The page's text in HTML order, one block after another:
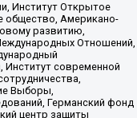
Институт Открытое
общество, Американо-
развитию,
Отношений,
Институт современной
Выборы,
Германский фонд
центр защиты